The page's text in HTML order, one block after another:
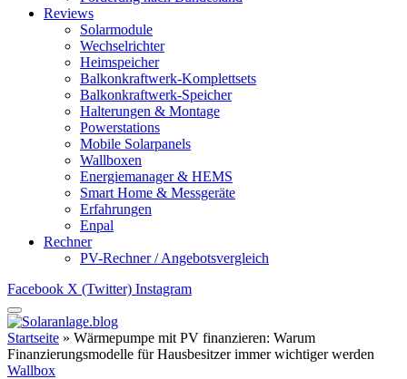
Reviews
Solarmodule
Wechselrichter
Heimspeicher
Balkonkraftwerk-Komplettsets
Balkonkraftwerk-Speicher
Halterungen & Montage
Powerstations
Mobile Solarpanels
Wallboxen
Energiemanager & HEMS
Smart Home & Messgeräte
Erfahrungen
Enpal
Rechner
PV-Rechner / Angebotsvergleich
Facebook X (Twitter) Instagram
Startseite » Wärmepumpe mit PV finanzieren: Warum
Finanzierungsmodelle für Hausbesitzer immer wichtiger werden
Wallbox